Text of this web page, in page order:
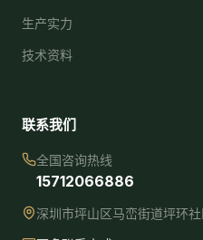
生产实力
技术资料
联系我们
全国咨询热线
15712066886
深圳市坪山区马峦街道坪环